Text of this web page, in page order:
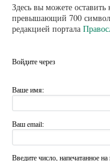
Здесь вы можете
превышающий 700
редакцией портала
Войдите через
Ваше имя:
Ваш email:
Введите число, напечатанное на